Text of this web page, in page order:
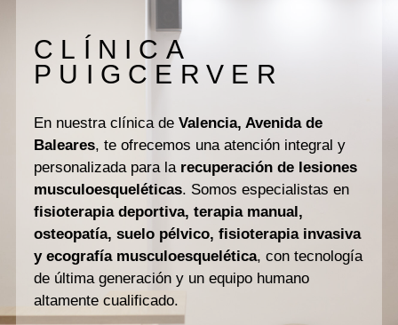
CLÍNICA
PUIGCERVER
En nuestra clínica de Valencia, Avenida de
Baleares, te ofrecemos una atención integral y
personalizada para la recuperación de lesiones
musculoesqueléticas. Somos especialistas en
fisioterapia deportiva, terapia manual,
osteopatía, suelo pélvico, fisioterapia invasiva
y ecografía musculoesquelética, con tecnología
de última generación y un equipo humano
altamente cualificado.